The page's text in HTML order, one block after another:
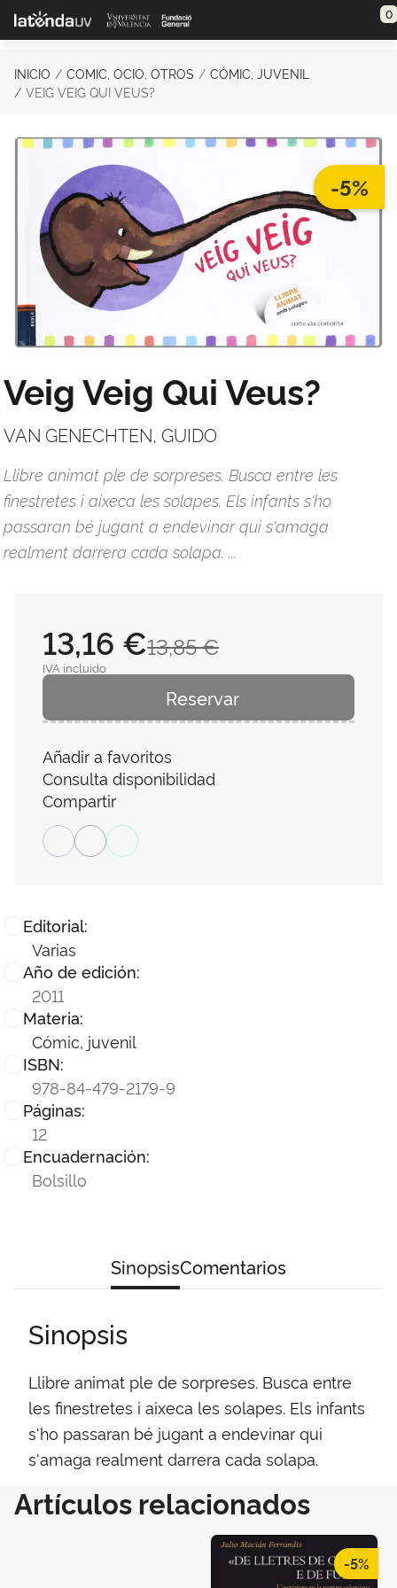
Saltar al contenido principal 0
INICIO COMIC, OCIO, OTROS
CÓMIC, JUVENIL
VEIG VEIG QUI VEUS?
-5%
Veig Veig Qui Veus?
VAN GENECHTEN, GUIDO
Llibre animat ple de sorpreses. Busca entre les
finestretes i aixeca les solapes. Els infants s'ho
passaran bé jugant a endevinar qui s'amaga
realment darrera cada solapa. ...
Editorial:
Varias
Año de edición:
2011
Materia:
Cómic, juvenil
ISBN:
978-84-479-2179-9
Páginas:
12
Encuadernación:
Bolsillo
13,85 €
13,16 €
IVA incluido
Reservar
Añadir a favoritos
Consulta disponibilidad
Compartir
SinopsisComentarios
Sinopsis
Llibre animat ple de sorpreses. Busca entre
les finestretes i aixeca les solapes. Els infants
s'ho passaran bé jugant a endevinar qui
s'amaga realment darrera cada solapa.
Artículos relacionados
-5%